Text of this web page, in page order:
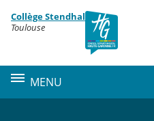
Menu de la rubrique
Contenu
Collège Stendhal
Toulouse
MENU